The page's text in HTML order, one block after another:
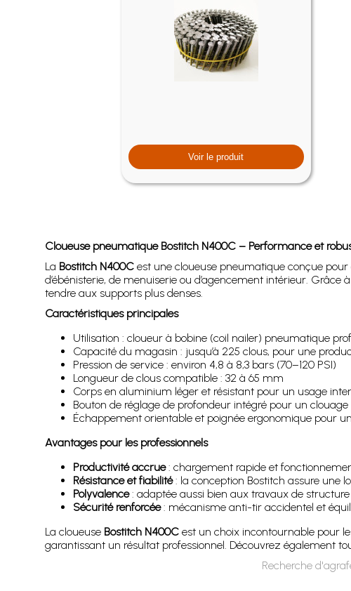
Voir le produit
Cloueuse pneumatique Bostitch N400C – Performance et
La Bostitch N400Cest une cloueuse pneumatique conçue pour
d’ébénisterie, de menuiserie ou d’agencement intérieur.
tendre aux supports plus denses.
Caractéristiques principales
Utilisation : cloueur à bobine (coil nailer) pneumatique
Capacité du magasin : jusqu’à 225 clous, pour une
Pression de service : environ 4,8 à 8,3 bars (70–120 PSI)
Longueur de clous compatible : 32 à 65 mm
Corps en aluminium léger et résistant pour un usage
Bouton de réglage de profondeur intégré pour un clouage
Échappement orientable et poignée ergonomique pour
Avantages pour les professionnels
Productivité accrue: chargement rapide et
Résistance et fiabilité: la conception Bostitch assure une
Polyvalence: adaptée aussi bien aux travaux de structure
Sécurité renforcée: mécanisme anti-tir accidentel et
La cloueuse Bostitch N400Cest un choix incontournable pour
garantissant un résultat professionnel. Découvrez également
Recherche